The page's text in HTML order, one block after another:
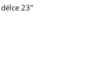
23"